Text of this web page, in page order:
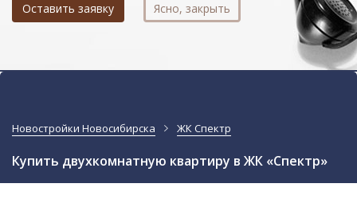
Оставить заявку Ясно, закрыть
Новостройки Новосибирска ЖК Спектр
Купить двухкомнатную квартиру в ЖК «Спектр»